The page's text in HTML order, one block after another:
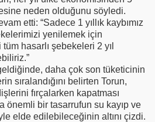
neden olduğunu söyledi.
etti: “Sadece 1 yıllık kaybımız
yenilemek için
hasarlı şebekeleri 2 yıl
daha çok son tüketicinin
sıralandığını belirten Torun,
fırçalarken kapatması
önemli bir tasarrufun su kayıp ve
elde edilebileceğinin altını çizdi.